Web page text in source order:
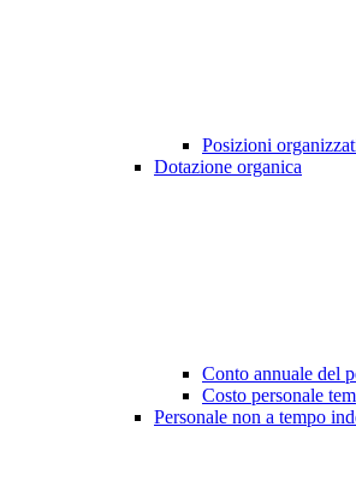
Posizioni
Dotazione organica
Conto annuale del
Costo personale
Personale non a tempo